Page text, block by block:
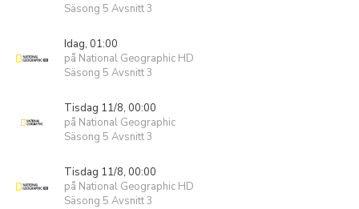
Säsong 5 Avsnitt 3
Idag, 01:00
på National Geographic HD
Säsong 5 Avsnitt 3
Tisdag 11/8, 00:00
på National Geographic
Säsong 5 Avsnitt 3
Tisdag 11/8, 00:00
på National Geographic HD
Säsong 5 Avsnitt 3